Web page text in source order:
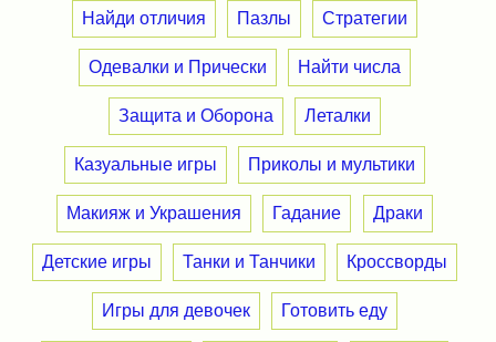
Найди отличия Пазлы Стратегии
Одевалки и Прически Найти числа
Защита и Оборона Леталки
Казуальные игры Приколы и мультики
Макияж и Украшения Гадание Драки
Детские игры Танки и Танчики Кроссворды
Игры для девочек Готовить еду